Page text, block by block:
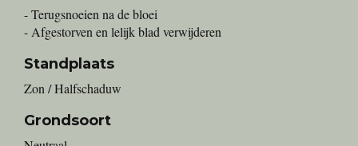
- Terugsnoeien na de bloei
- Afgestorven en lelijk blad verwijderen
Standplaats
Zon / Halfschaduw
Grondsoort